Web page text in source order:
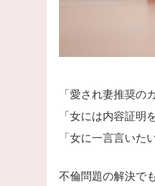
「愛され妻推奨の
「女には内容証明
「女に一言言いた
不倫問題の解決でも